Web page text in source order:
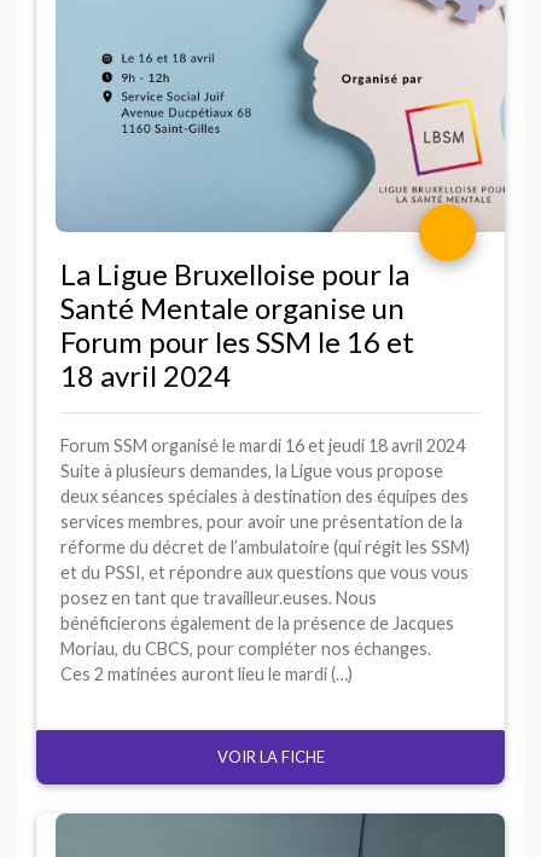
La Ligue Bruxelloise pour la
Santé Mentale organise un
Forum pour lesSSM le 16 et
18 avril 2024
Forum SSM organisé le mardi 16 et jeudi 18 avril 2024
Suite à plusieurs demandes, la Ligue vous propose
deux séances spéciales à destination des équipes des
services membres, pour avoir une présentation de la
réforme du décret de l’ambulatoire (qui régit les SSM)
et du PSSI, et répondre aux questions que vous vous
posez en tant que travailleur.euses. Nous
bénéficierons également de la présence de Jacques
Moriau, du CBCS, pour compléter nos échanges.
Ces 2 matinées auront lieu le mardi (…)
VOIR LA FICHE